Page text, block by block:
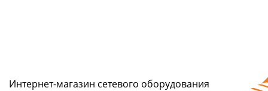
Интернет-магазин сетeвого оборудования